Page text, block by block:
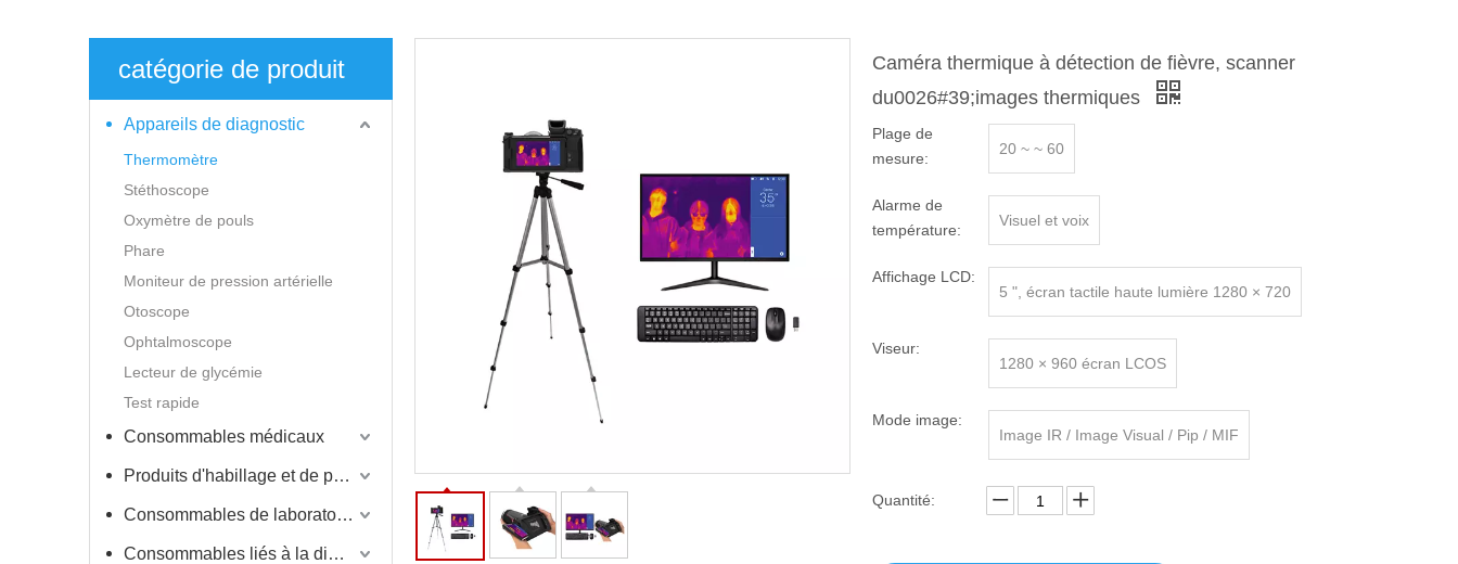
catégorie de produit
Appareils de diagnostic
Thermomètre
Stéthoscope
Oxymètre de pouls
Phare
Moniteur de pression artérielle
Otoscope
Ophtalmoscope
Lecteur de glycémie
Test rapide
Consommables médicaux
Produits d'habillage et de protection
Consommables de laboratoire
Consommables liés à la dialyse
Caméra thermique à détection de fièvre, scanner
du0026#39;images thermiques
Plage de
mesure:
20 ~ ~ 60
Alarme de
température:
Visuel et voix
Affichage LCD:
5 ", écran tactile haute lumière 1280 × 720
Viseur:
1280 × 960 écran LCOS
Mode image:
Image IR / Image Visual / Pip / MIF
Quantité: